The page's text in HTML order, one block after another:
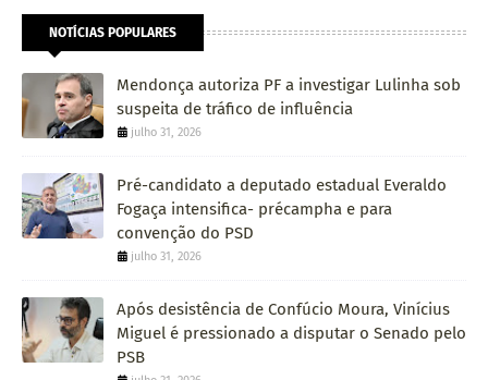
NOTÍCIAS POPULARES
Mendonça autoriza PF a investigar Lulinha sob
suspeita de tráfico de influência
julho 31, 2026
Pré-candidato a deputado estadual Everaldo
Fogaça intensifica- précampha e para
convenção do PSD
julho 31, 2026
Após desistência de Confúcio Moura, Vinícius
Miguel é pressionado a disputar o Senado pelo
PSB